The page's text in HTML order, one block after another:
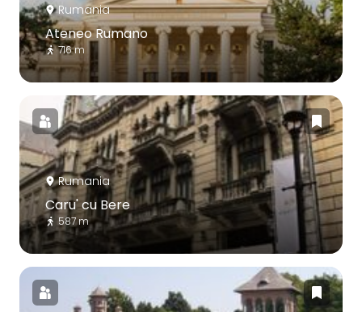
Rumania
Ateneo Rumano
716 m
Rumania
Caru' cu Bere
587 m